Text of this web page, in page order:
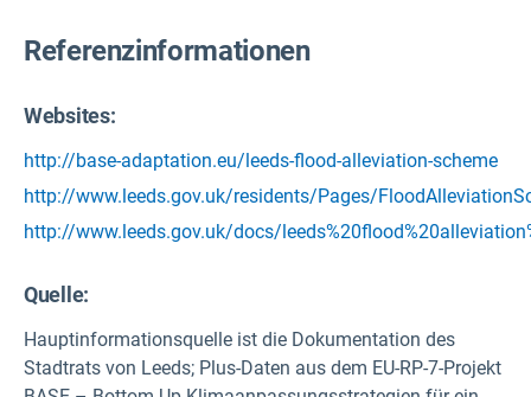
Referenzinformationen
Websites:
http://base-adaptation.eu/leeds-flood-alleviation-scheme
http://www.leeds.gov.uk/residents/Pages/
http://www.leeds.gov.uk/docs/
Quelle:
Hauptinformationsquelle ist die Dokumentation des
Stadtrats von Leeds; Plus-Daten aus dem EU-RP-7-Projekt